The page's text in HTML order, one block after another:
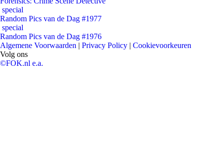
special
Random Pics van de Dag #1977
special
Random Pics van de Dag #1976
Algemene Voorwaarden | Privacy Policy | Cookievoorkeuren
Volg ons
©FOK.nl e.a.